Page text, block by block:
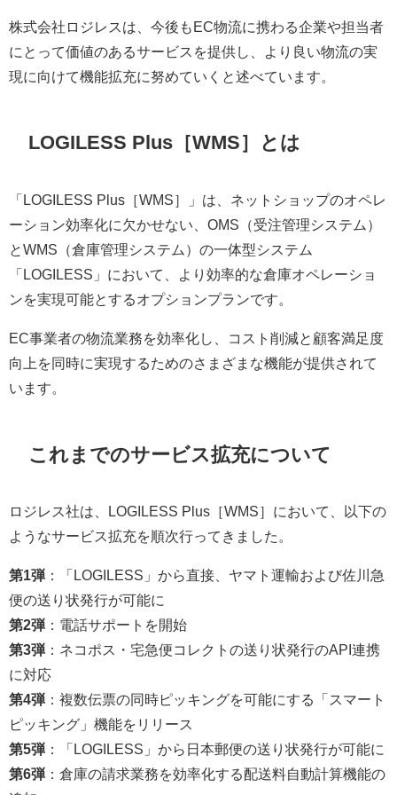
株式会社ロジレスは、今後もEC物流に携わる企業や担当者
にとって価値のあるサービスを提供し、より良い物流の実
現に向けて機能拡充に努めていくと述べています。
LOGILESS Plus［WMS］とは
「LOGILESS Plus［WMS］」は、ネットショップのオペレ
ーション効率化に欠かせない、OMS（受注管理システム）
とWMS（倉庫管理システム）の一体型システム
「LOGILESS」において、より効率的な倉庫オペレーショ
ンを実現可能とするオプションプランです。
EC事業者の物流業務を効率化し、コスト削減と顧客満足度
向上を同時に実現するためのさまざまな機能が提供されて
います。
これまでのサービス拡充について
ロジレス社は、LOGILESS Plus［WMS］において、以下の
ようなサービス拡充を順次行ってきました。
第1弾 ：「LOGILESS」から直接、ヤマト運輸および佐川急
便の送り状発行が可能に
第2弾 ：電話サポートを開始
第3弾 ：ネコポス・宅急便コレクトの送り状発行のAPI連携
に対応
第4弾 ：複数伝票の同時ピッキングを可能にする「スマート
ピッキング」機能をリリース
第5弾 ：「LOGILESS」から日本郵便の送り状発行が可能に
第6弾 ：倉庫の請求業務を効率化する配送料自動計算機能の